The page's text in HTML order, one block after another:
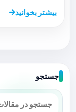
بیشتر بخوانید
جستجو